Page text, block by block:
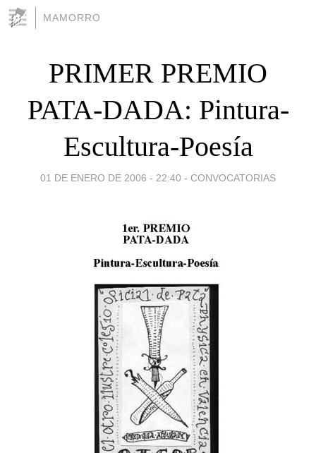
MAMORRO
PRIMER PREMIO
PATA-DADA: Pintura-
Escultura-Poesía
01 DE ENERO DE 2006 - 22:40 - CONVOCATORIAS